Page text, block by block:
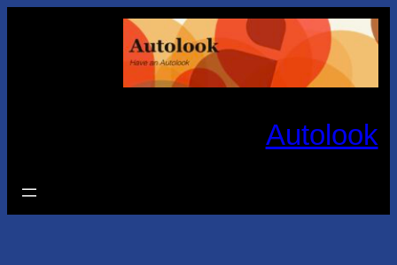
Autolook